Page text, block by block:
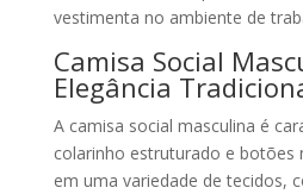
vestimenta no ambiente de
Camisa Social
Elegância
A camisa social masculina é
colarinho estruturado e botões
em uma variedade de tecidos,